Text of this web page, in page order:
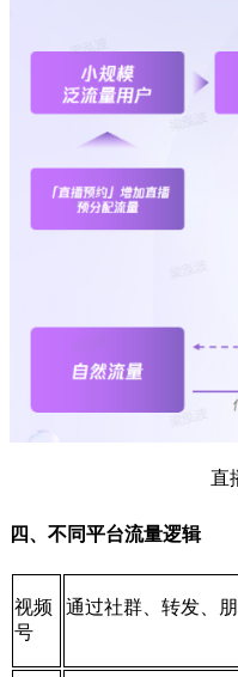
直
四、不同平台流量逻辑
视频
号
通过社群、转发、